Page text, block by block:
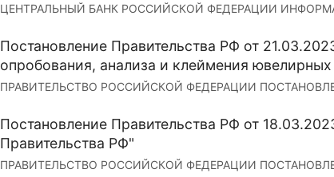
ЦЕНТРАЛЬНЫЙ БАНК РОССИЙСКОЙ ФЕДЕРАЦИИ
Постановление Правительства РФ от
опробования, анализа и клеймения
ПРАВИТЕЛЬСТВО РОССИЙСКОЙ ФЕДЕРАЦИИ
Постановление Правительства РФ от
Правительства РФ"
ПРАВИТЕЛЬСТВО РОССИЙСКОЙ ФЕДЕРАЦИИ